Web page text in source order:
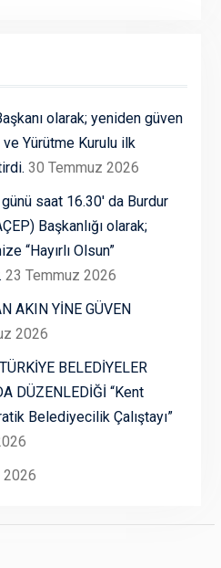
olarak; yeniden güven
Yürütme Kurulu ilk
30 Temmuz 2026
saat 16.30′ da Burdur
Başkanlığı olarak;
“Hayırlı Olsun”
23 Temmuz 2026
AKIN YİNE GÜVEN
2026
BELEDİYELER
DÜZENLEDİĞİ “Kent
Belediyecilik Çalıştayı”
2026